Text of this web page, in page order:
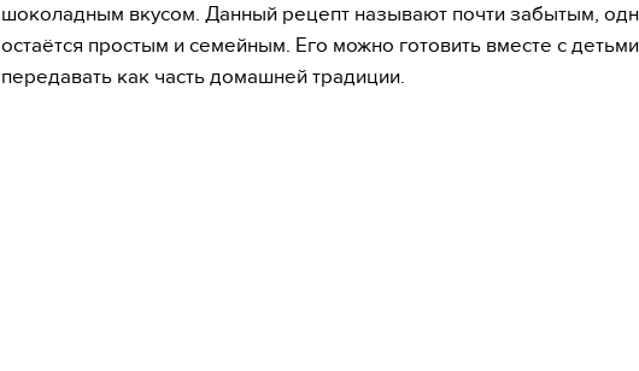
шоколадным вкусом. Данный рецепт называют почти забытым,
остаётся простым и семейным. Его можно готовить вместе с
передавать как часть домашней традиции.